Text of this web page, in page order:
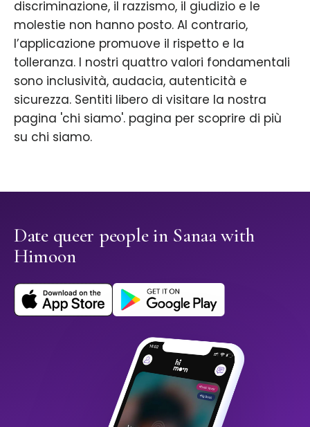
discriminazione, il razzismo, il giudizio e le
molestie non hanno posto. Al contrario,
l’applicazione promuove il rispetto e la
tolleranza. I nostri quattro valori fondamentali
sono inclusività, audacia, autenticità e
sicurezza. Sentiti libero di visitare la nostra
pagina 'chi siamo'. pagina per scoprire di più
su chi siamo.
Date queer people in Sanaa with
Himoon